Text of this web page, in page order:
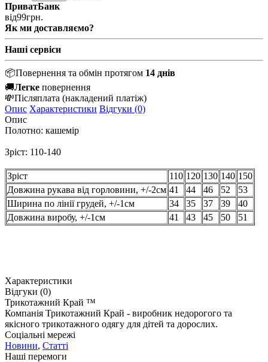
ПриватБанк
від99грн.
Як ми доставляємо?
Наші сервіси
📦Повернення та обмін протягом 14 днів
🚚Легке повернення
💸Післяплата (накладений платіж)
Опис Характеристики Відгуки (0)
Опис
Полотно: кашемір
Зріст: 110-140
Зріст 110 120 130 140 150
Довжина рукава від горловини, +/-2см 41 44 46 52
53
Ширина по лінії грудей, +/-1см
34 35 37 39
40
Довжина виробу, +/-1см
41 43 45 50 51
Характеристики
Відгуки (0)
Трикотажний Край ™
Компанія Трикотажний Край - виробник недорогого та
якісного трикотажного одягу для дітей та дорослих.
Соціальні мережі
Новини, Статті
Наші перемоги